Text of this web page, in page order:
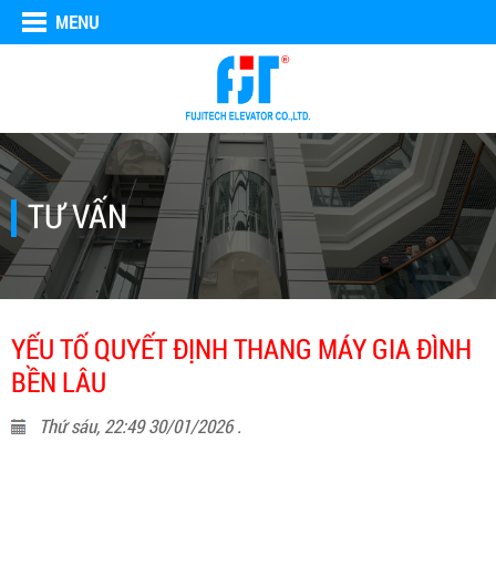
MENU
TƯ VẤN
YẾU TỐ QUYẾT ĐỊNH THANG MÁY GIA ĐÌNH
BỀN LÂU
Thứ sáu, 22:49 30/01/2026 .